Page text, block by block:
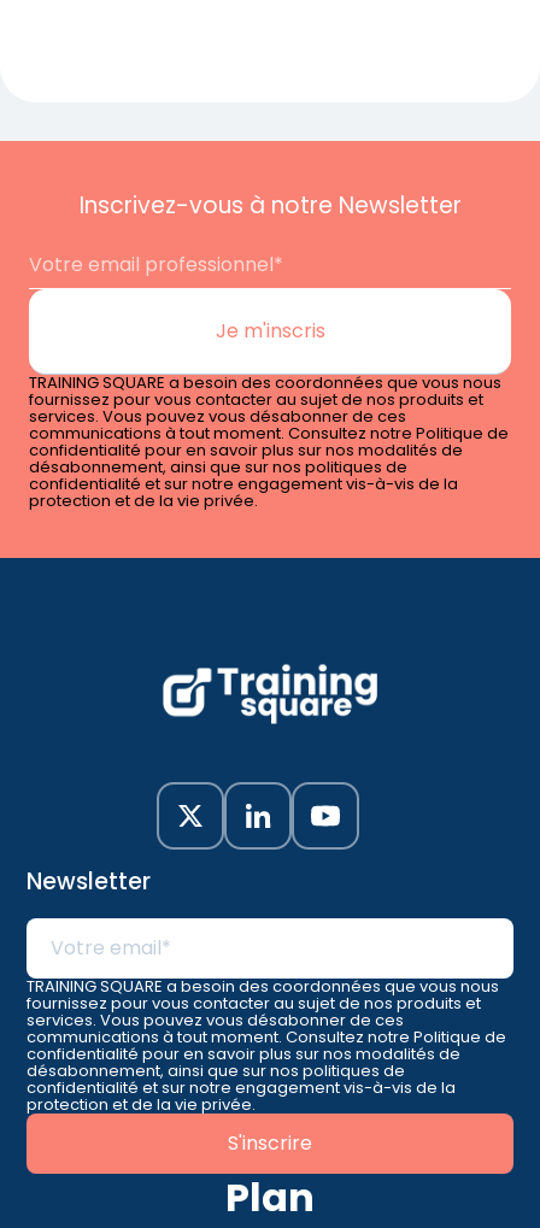
Inscrivez-vous à notre Newsletter
TRAINING SQUARE a besoin des coordonnées que vous nous
fournissez pour vous contacter au sujet de nos produits et
services. Vous pouvez vous désabonner de ces
communications à tout moment. Consultez notre Politique de
confidentialité pour en savoir plus sur nos modalités de
désabonnement, ainsi que sur nos politiques de
confidentialité et sur notre engagement vis-à-vis de la
protection et de la vie privée.
Newsletter
TRAINING SQUARE a besoin des coordonnées que vous nous
fournissez pour vous contacter au sujet de nos produits et
services. Vous pouvez vous désabonner de ces
communications à tout moment. Consultez notre Politique de
confidentialité pour en savoir plus sur nos modalités de
désabonnement, ainsi que sur nos politiques de
confidentialité et sur notre engagement vis-à-vis de la
protection et de la vie privée.
Plan